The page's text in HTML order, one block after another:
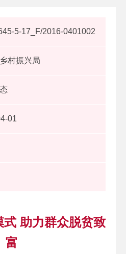
5-17_F/2016-0401002
村振兴局
01
助力群众脱贫致
富